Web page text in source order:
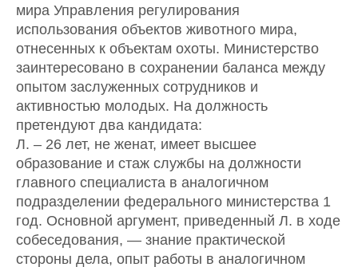
мира Управления регулирования
использования объектов животного мира,
отнесенных к объектам охоты. Министерство
заинтересовано в сохранении баланса между
опытом заслуженных сотрудников и
активностью молодых. На должность
претендуют два кандидата:
Л. – 26 лет, не женат, имеет высшее
образование и стаж службы на должности
главного специалиста в аналогичном
подразделении федерального министерства 1
год. Основной аргумент, приведенный Л. в ходе
собеседования, — знание практической
стороны дела, опыт работы в аналогичном